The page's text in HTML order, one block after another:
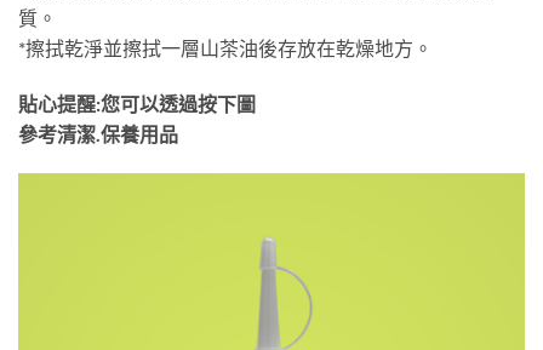
質。
*擦拭乾淨並擦拭一層山茶油後存放在乾燥地方。
貼心提醒:您可以透過按下圖
參考清潔.保養用品